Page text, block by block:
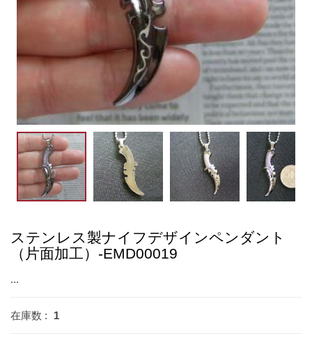
ステンレス製ナイフデザインペンダント
（片面加工）-EMD00019
...
在庫数 : 1